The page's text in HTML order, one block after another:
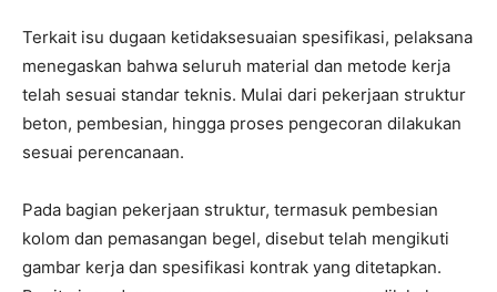
Terkait isu dugaan ketidaksesuaian spesifikasi, pelaksana
menegaskan bahwa seluruh material dan metode kerja
telah sesuai standar teknis. Mulai dari pekerjaan struktur
beton, pembesian, hingga proses pengecoran dilakukan
sesuai perencanaan.
Pada bagian pekerjaan struktur, termasuk pembesian
kolom dan pemasangan begel, disebut telah mengikuti
gambar kerja dan spesifikasi kontrak yang ditetapkan.